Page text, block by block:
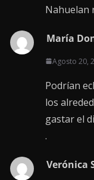
Nahuelan
María
Agosto 20,
Podrían
los
gastar el
.
Verónica